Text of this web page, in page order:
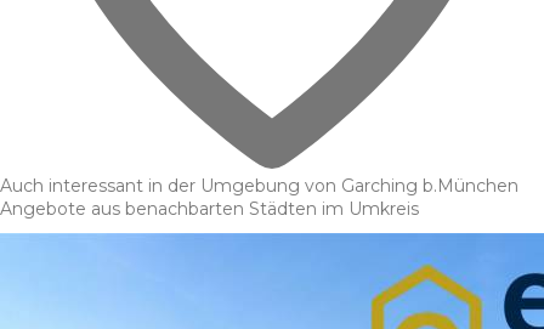
Auch interessant in der Umgebung von Garching b.München
Angebote aus benachbarten Städten im Umkreis